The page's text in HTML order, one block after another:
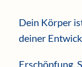
Dein Körper
deiner
Erschöpfung,